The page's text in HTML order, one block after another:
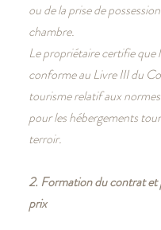
ou de la prise de
chambre.
Le propriétaire certifie que
conforme au Livre III du
tourisme relatif aux
pour les hébergements
terroir.
2. Formation du contrat et
prix